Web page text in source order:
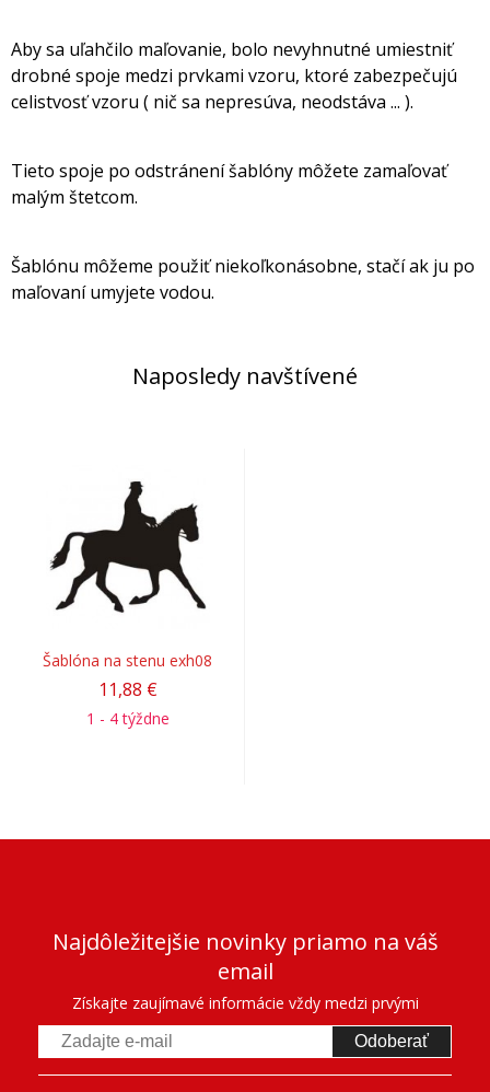
Aby sa uľahčilo maľovanie, bolo nevyhnutné umiestniť
drobné spoje medzi prvkami vzoru, ktoré zabezpečujú
celistvosť vzoru ( nič sa nepresúva, neodstáva ... ).
Tieto spoje po odstránení šablóny môžete zamaľovať
malým štetcom.
Šablónu môžeme použiť niekoľkonásobne, stačí ak ju po
maľovaní umyjete vodou.
Naposledy navštívené
Šablóna na stenu exh08
11,88 €
1 - 4 týždne
Najdôležitejšie novinky priamo na váš
email
Získajte zaujímavé informácie vždy medzi prvými
Odoberať